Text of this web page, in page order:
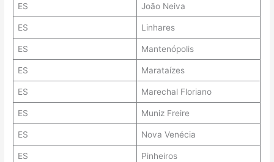
ES João Neiva
ES Linhares
ES Mantenópolis
ES Marataízes
ES Marechal Floriano
ES Muniz Freire
ES Nova Venécia
ES Pinheiros